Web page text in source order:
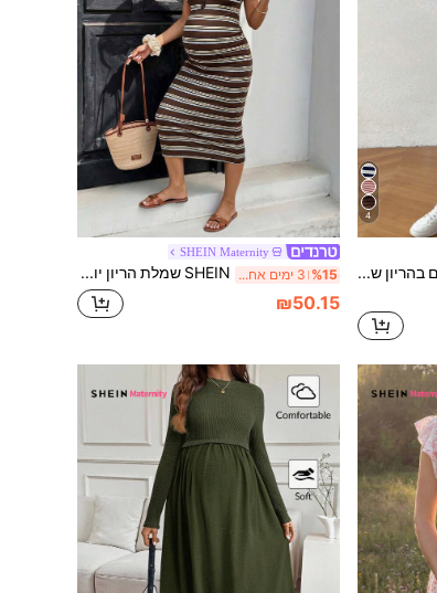
4
SHEIN נשים בהריון שמלת פסים יומית פשוטה ליולדות
SHEIN Maternity
%15 3 ימים אחרונים SHEIN שמלת הריון יומיומית קז'ואל להנקה עם פסים, לבילוי בחוץ
₪50.15